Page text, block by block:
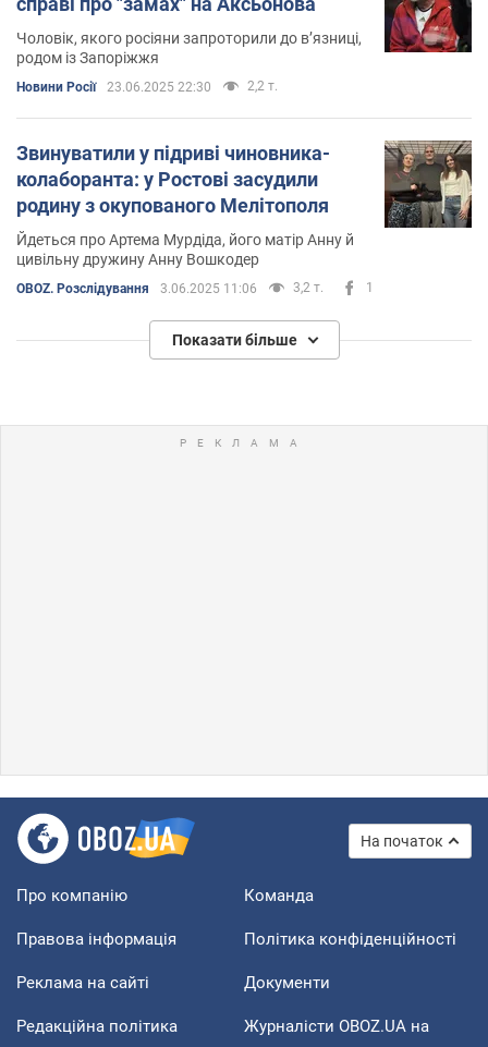
Чоловік, якого росіяни запроторили до вʼязниці,
родом із Запоріжжя
Новини Росії 23.06.2025 22:30 2,2 т.
Звинуватили у підриві чиновника-
колаборанта: у Ростові засудили
родину з окупованого Мелітополя
Йдеться про Артема Мурдіда, його матір Анну й
цивільну дружину Анну Вошкодер
OBOZ. Розслідування 3.06.2025 11:06 3,2 т. 1
Показати більше
На початок
Про компанію Команда
Правова інформація Політика конфіденційності
Реклама на сайті Документи
Редакційна політика
Журналісти OBOZ.UA на